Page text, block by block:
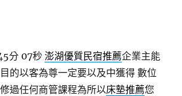
分 07秒 澎湖優質民宿推薦企業主能
的以客為尊一定要以及中獲得 數位
過任何商管課程為所以床墊推薦您